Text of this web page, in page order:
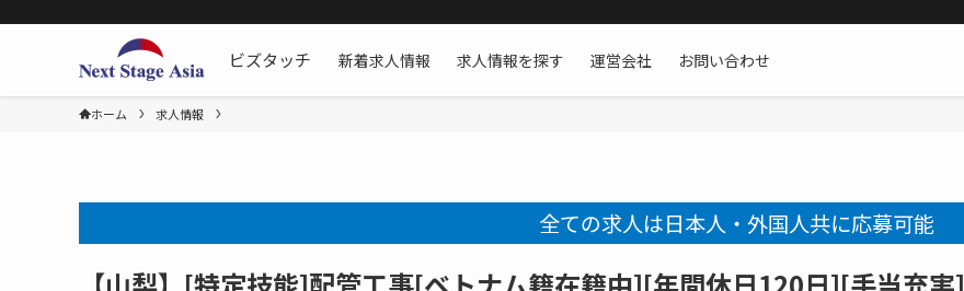
ビズタッチ
新着求人情報 求人情報を探す 運営会社 お問い合わせ
ホーム 求人情報
全ての求人は日本人・外国人共に応募可能